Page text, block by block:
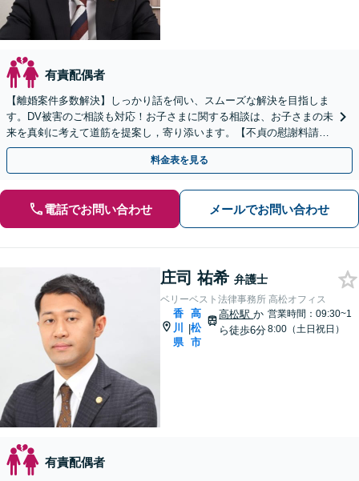
有責配偶者
【離婚案件多数解決】しっかり話を伺い、スムーズな解決を目指しま
す。DV被害のご相談も対応！お子さまに関する相談は、お子さまの未
来を真剣に考えて道筋を提案し，寄り添います。【不貞の慰謝料請
求】相手の動きを予測しながら最善の解決を模索します。
料金表を見る
電話でお問い合わせ メールでお問い合わせ
庄司 祐希 弁護士
ベリーベスト法律事務所 高松オフィス
香
川
県
|
高
松
市
高松駅か
ら徒歩6分
営業時間：09:30~1
8:00（土日祝日）
有責配偶者